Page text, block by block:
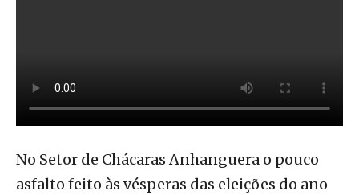
No Setor de Chácaras Anhanguera o pouco
asfalto feito às vésperas das eleições do ano